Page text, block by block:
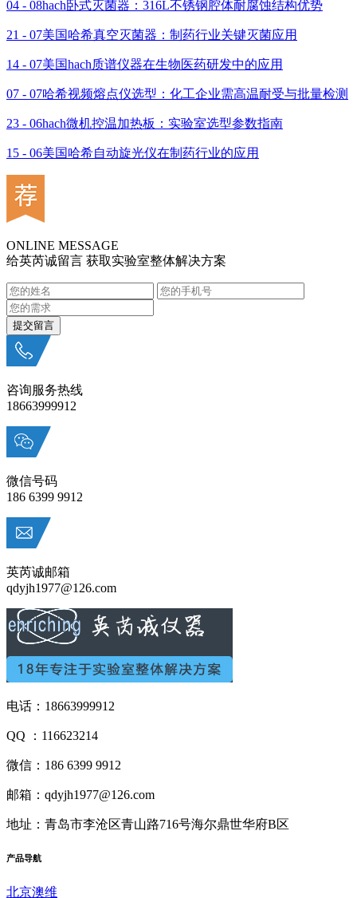
04 - 08hach卧式灭菌器：316L不锈钢腔体耐腐蚀结构优势
21 - 07美国哈希真空灭菌器：制药行业关键灭菌应用
14 - 07美国hach质谱仪器在生物医药研发中的应用
07 - 07哈希视频熔点仪选型：化工企业需高温耐受与批量检测
23 - 06hach微机控温加热板：实验室选型参数指南
15 - 06美国哈希自动旋光仪在制药行业的应用
ONLINE MESSAGE
给英芮诚留言 获取实验室整体解决方案
咨询服务热线
18663999912
微信号码
186 6399 9912
英芮诚邮箱
qdyjh1977@126.com
电话：18663999912
QQ ：116623214
微信：186 6399 9912
邮箱：qdyjh1977@126.com
地址：青岛市李沧区青山路716号海尔鼎世华府B区
产品导航
北京澳维